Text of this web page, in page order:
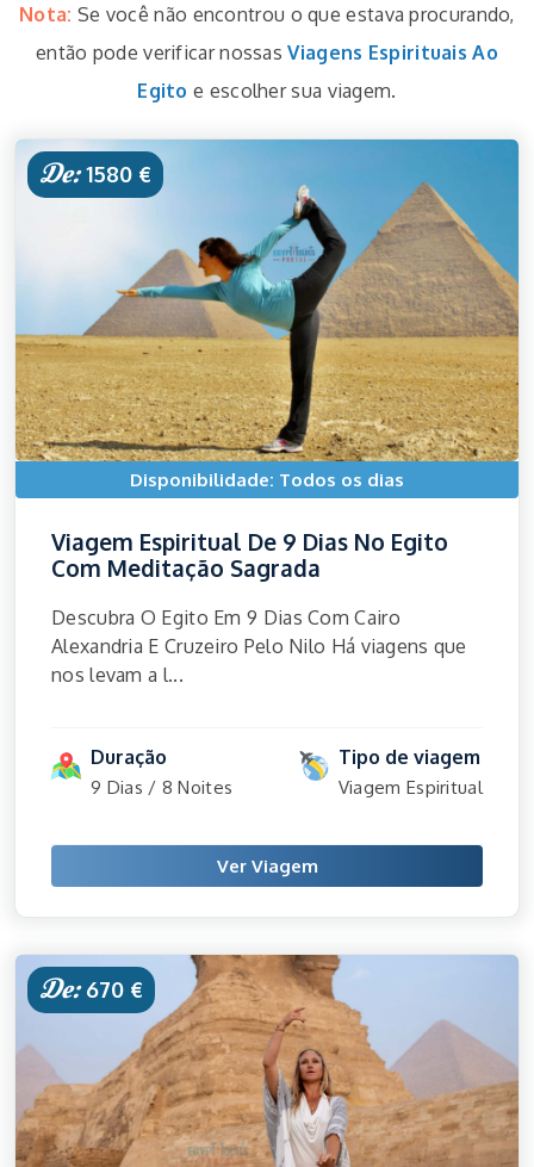
Nota: Se você não encontrou o que estava procurando,
então pode verificar nossasViagens Espirituais Ao
Egito e escolher sua viagem.
De:1580 €
Disponibilidade: Todos os dias
Viagem Espiritual De 9 Dias No Egito
Com Meditação Sagrada
Descubra O Egito Em 9 Dias Com Cairo
Alexandria E Cruzeiro Pelo Nilo Há viagens que
nos levam a l...
Duração
9 Dias / 8 Noites
Tipo de viagem
Viagem Espiritual
Ver Viagem
De:670 €